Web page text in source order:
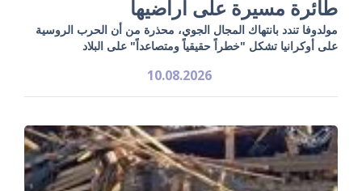
طائرة مسيرة على أراضيها
مولدوفا تندد بانتهاك المجال الجوي، محذرة من أن الحرب الروسية
على أوكرانيا تشكل "خطراً حقيقياً ومتصاعداً" على البلاد
10.08.2026